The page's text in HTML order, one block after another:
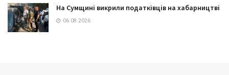
На Сумщині викрили податківців на хабарництві
06.08.2026